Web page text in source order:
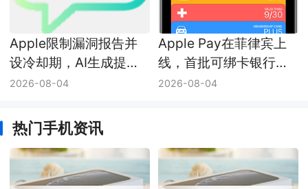
Apple限制漏洞报告并
设冷却期，AI生成提交
挤满审核队列
2026-08-04
Apple Pay在菲律宾上
线，首批可绑卡银行已
有四家
2026-08-04
热门手机资讯